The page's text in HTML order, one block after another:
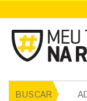
BUSCAR